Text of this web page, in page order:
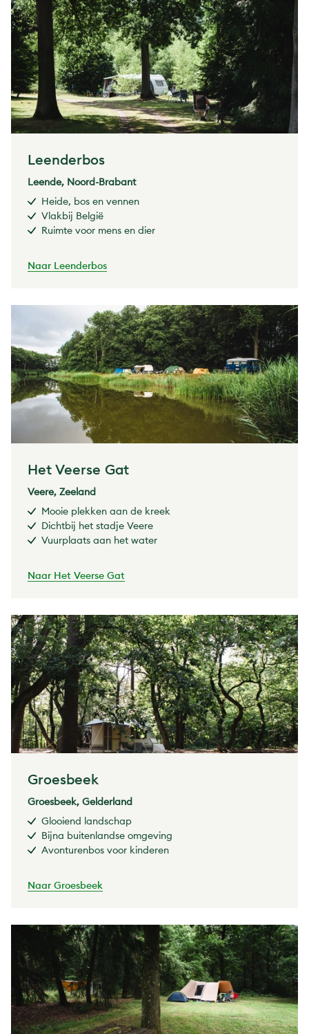
Leenderbos
Leende, Noord-Brabant
Heide, bos en vennen
Vlakbij België
Ruimte voor mens en dier
Naar Leenderbos
Het Veerse Gat
Veere, Zeeland
Mooie plekken aan de kreek
Dichtbij het stadje Veere
Vuurplaats aan het water
Naar Het Veerse Gat
Groesbeek
Groesbeek, Gelderland
Glooiend landschap
Bijna buitenlandse omgeving
Avonturenbos voor kinderen
Naar Groesbeek